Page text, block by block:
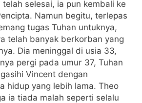
telah selesai, ia pun kembali ke
Namun begitu, terlepas
tugas Tuhan untuknya,
telah banyak berkorban yang
Dia meninggal di usia 33,
pergi pada umur 37, Tuhan
Vincent dengan
hidup yang lebih lama. Theo
ia tiada malah seperti selalu